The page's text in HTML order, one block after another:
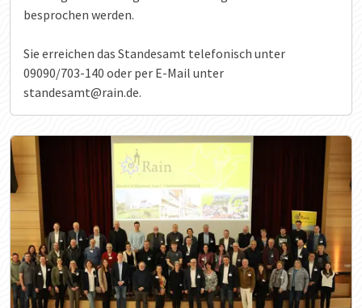
besprochen werden.
Sie erreichen das Standesamt telefonisch unter
09090/703-140 oder per E-Mail unter
standesamt@rain.de.